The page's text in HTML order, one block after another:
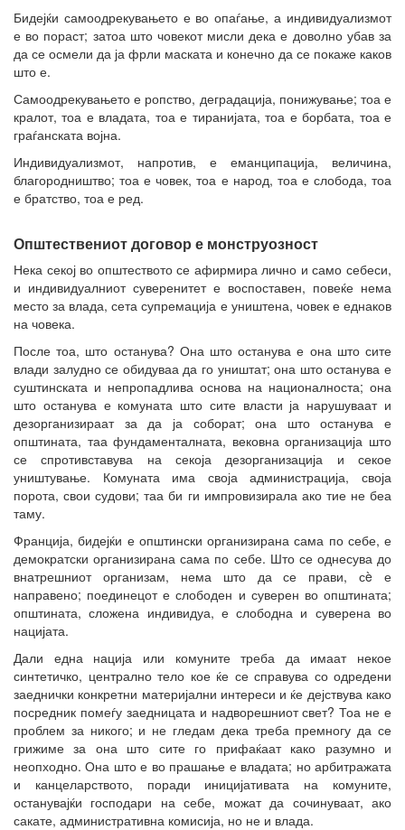
Бидејќи самоодрекувањето е во опаѓање, а индивидуализмот
е во пораст; затоа што човекот мисли дека е доволно убав за
да се осмели да ја фрли маската и конечно да се покаже каков
што е.
Самоодрекувањето е ропство, деградација, понижување; тоа е
кралот, тоа е владата, тоа е тиранијата, тоа е борбата, тоа е
граѓанската војна.
Индивидуализмот, напротив, е еманципација, величина,
благородништво; тоа е човек, тоа е народ, тоа е слобода, тоа
е братство, тоа е ред.
Општествениот договор е монструозност
Нека секој во општеството се афирмира лично и само себеси,
и индивидуалниот суверенитет е воспоставен, повеќе нема
место за влада, сета супремација е уништена, човек е еднаков
на човека.
После тоа, што останува? Она што останува е она што сите
влади залудно се обидуваа да го уништат; она што останува е
суштинската и непропадлива основа на националноста; она
што останува е комуната што сите власти ја нарушуваат и
дезорганизираат за да ја соборат; она што останува е
општината, таа фундаменталната, вековна организација што
се спротивставува на секоја дезорганизација и секое
уништување. Комуната има своја администрација, своја
порота, свои судови; таа би ги импровизирала ако тие не беа
таму.
Франција, бидејќи е општински организирана сама по себе, е
демократски организирана сама по себе. Што се однесува до
внатрешниот организам, нема што да се прави, сè е
направено; поединецот е слободен и суверен во општината;
општината, сложена индивидуа, е слободна и суверена во
нацијата.
Дали една нација или комуните треба да имаат некое
синтетичко, централно тело кое ќе се справува со одредени
заеднички конкретни материјални интереси и ќе дејствува како
посредник помеѓу заедницата и надворешниот свет? Тоа не е
проблем за никого; и не гледам дека треба премногу да се
грижиме за она што сите го прифаќаат како разумно и
неопходно. Она што е во прашање е владата; но арбитражата
и канцеларството, поради иницијативата на комуните,
останувајќи господари на себе, можат да сочинуваат, ако
сакате, административна комисија, но не и влада.